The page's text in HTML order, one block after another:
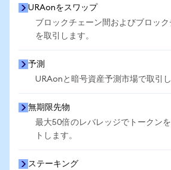
URAonをスワップ
ブロックチェーン間およびブロッ
を取引します。
予測
URAonと暗号資産予測市場で取引し
無期限先物
最大50倍のレバレッジでトークン
トします。
ステーキング